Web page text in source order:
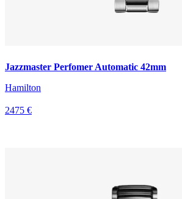
Jazzmaster Perfomer Automatic 42mm
Hamilton
2475 €